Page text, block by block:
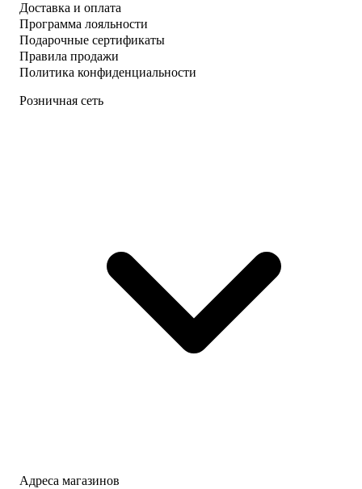
Доставка и оплата
Программа лояльности
Подарочные сертификаты
Правила продажи
Политика конфиденциальности
Розничная сеть
Адреса магазинов